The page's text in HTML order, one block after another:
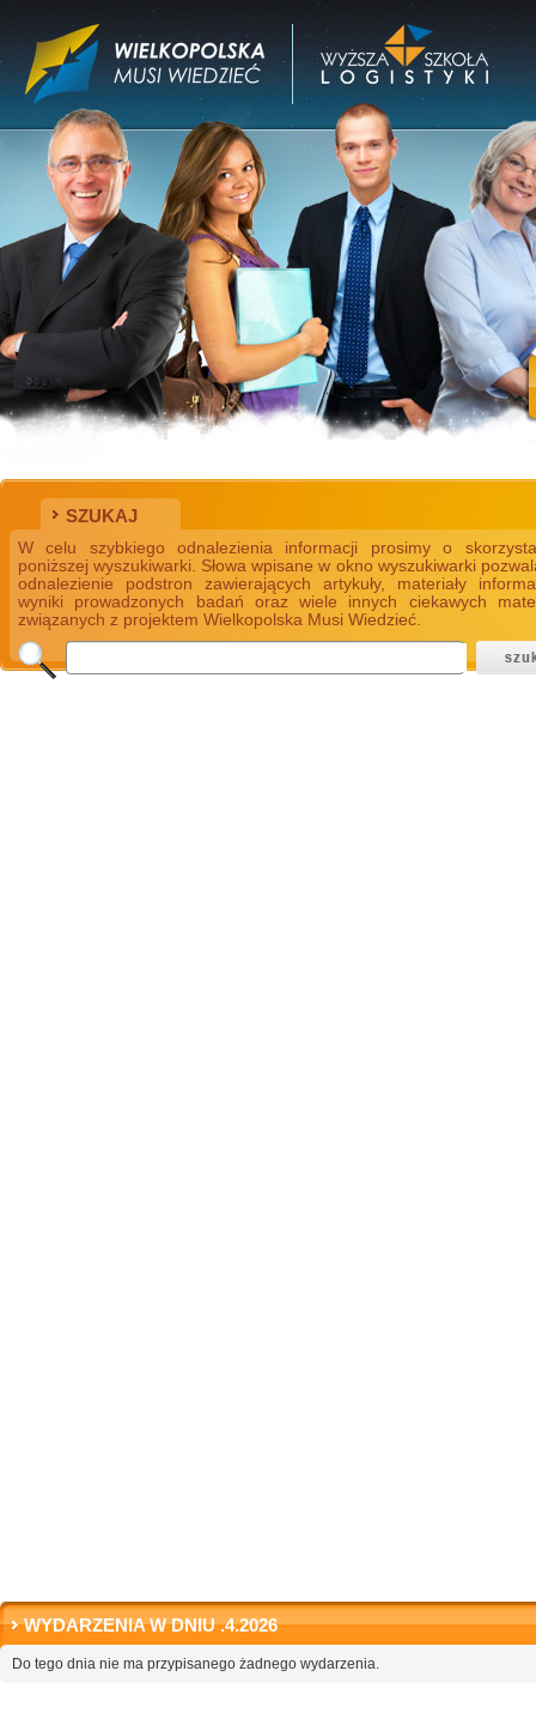
SZUKAJ
W celu szybkiego odnalezienia informacji prosimy o
poniższej wyszukiwarki. Słowa wpisane w okno wyszukiwarki
odnalezienie podstron zawierających artykuły, materiały
wyniki prowadzonych badań oraz wiele innych ciekawych
związanych z projektem Wielkopolska Musi Wiedzieć.
WYDARZENIA W DNIU .4.2026
Do tego dnia nie ma przypisanego żadnego wydarzenia.